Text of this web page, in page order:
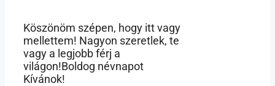
Köszönöm szépen, hogy itt vagy
mellettem! Nagyon szeretlek, te
vagy a legjobb férj a
világon!Boldog névnapot
Kívánok!